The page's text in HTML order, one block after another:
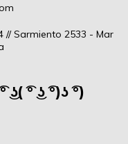
// Sarmiento 2533 - Mar
͡° ͜ʖ ͡°)ʖ ͡°)